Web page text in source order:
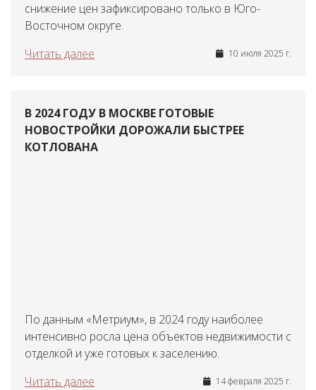
снижение цен зафиксировано только в Юго-
Восточном округе.
Читать далее
10 июля 2025 г.
В 2024 ГОДУ В МОСКВЕ ГОТОВЫЕ
НОВОСТРОЙКИ ДОРОЖАЛИ БЫСТРЕЕ
КОТЛОВАНА
По данным «Метриум», в 2024 году наиболее
интенсивно росла цена объектов недвижимости с
отделкой и уже готовых к заселению.
Читать далее
14 февраля 2025 г.